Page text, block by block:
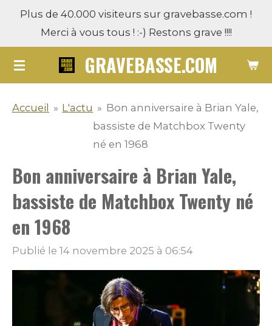
Passer
contenu
principal
GRAVEBASSE.COM
Plus de 40.000 visiteurs sur gravebasse.com !
Merci à vous tous ! :-) Restons grave !!!!
Accueil » L'actu » Bon anniversaire à Brian Yale,
bassiste de Matchbox Twenty
né en 1968
Bon anniversaire à Brian Yale,
bassiste de Matchbox Twenty né
en 1968
Publié le 14 novembre 2025 à 06:54